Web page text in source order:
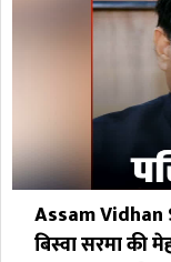
Assam Vidhan
बिस्वा सरमा